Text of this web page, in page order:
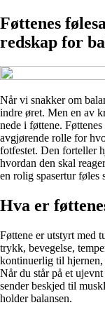
Føttenes
redskap for
Når vi snakker om
indre øret. Men en av
nede i føttene.
avgjørende rolle for
fotfestet. Den forteller
hvordan den skal
en rolig spasertur føles
Hva er
Føttene er utstyrt med
trykk, bevegelse,
kontinuerlig til hjernen,
Når du står på et
sender beskjed til
holder balansen.